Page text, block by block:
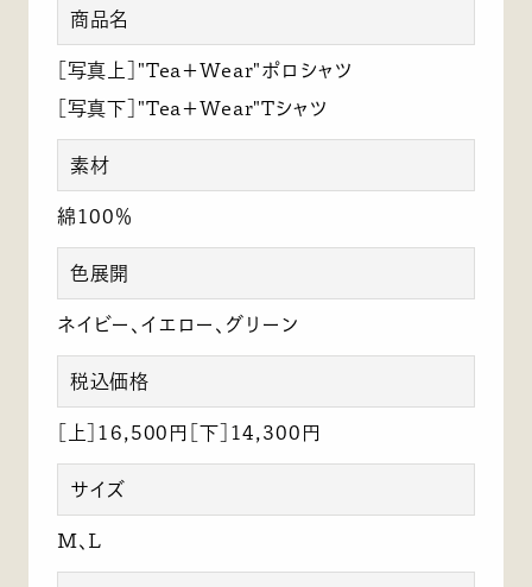
商品名
［写真上］"Tea＋Wear"ポロシャツ
［写真下］"Tea＋Wear"Tシャツ
素材
綿100％
色展開
ネイビー、イエロー、グリーン
税込価格
［上］16,500円［下］14,300円
サイズ
M、L